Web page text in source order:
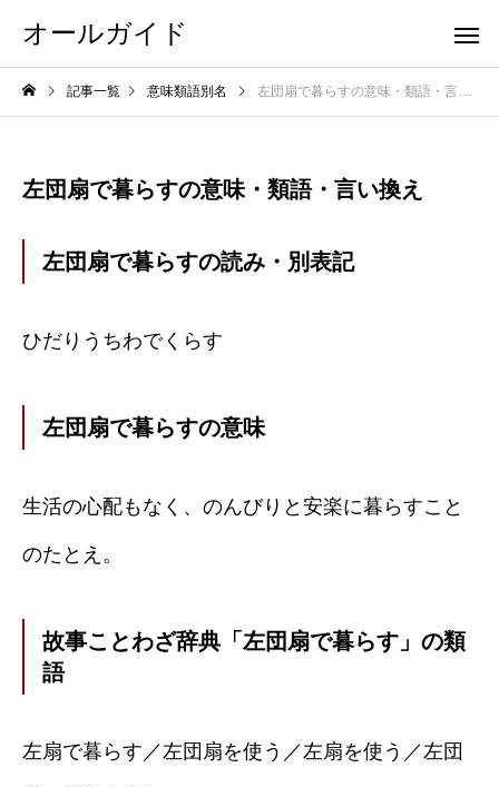
オールガイド
記事一覧 意味類語別名 左団扇で暮らすの意味・類語・言い換え
左団扇で暮らすの意味・類語・言い換え
左団扇で暮らすの読み・別表記
ひだりうちわでくらす
左団扇で暮らすの意味
生活の心配もなく、のんびりと安楽に暮らすこと
のたとえ。
故事ことわざ辞典「左団扇で暮らす」の類
語
左扇で暮らす／左団扇を使う／左扇を使う／左団